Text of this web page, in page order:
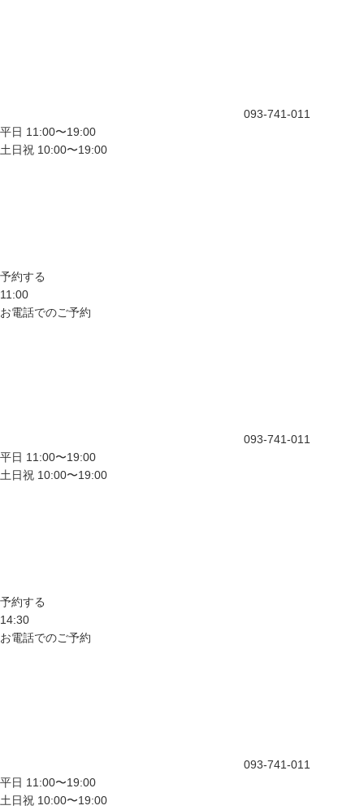
093-741-011
平日 11:00〜19:00
土日祝 10:00〜19:00
予約する
11:00
お電話でのご予約
093-741-011
平日 11:00〜19:00
土日祝 10:00〜19:00
予約する
14:30
お電話でのご予約
093-741-011
平日 11:00〜19:00
土日祝 10:00〜19:00